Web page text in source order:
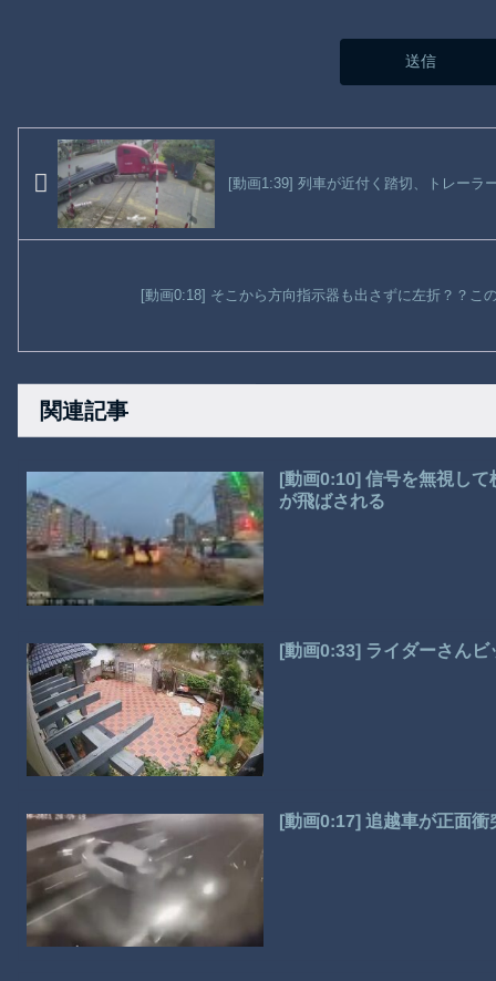
[動画1:39] 列車が近付く踏切、トレーラ
[動画0:18] そこから方向指示器も出さずに左折？？こ
関連記事
[動画0:10] 信号を無視し
が飛ばされる
[動画0:33] ライダーさん
[動画0:17] 追越車が正面